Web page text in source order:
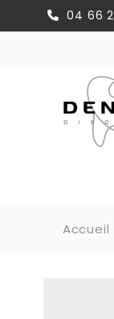
04 66
Accueil